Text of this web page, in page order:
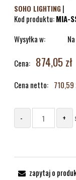
SOHO LIGHTING |
Kod produktu:MIA-
Wysyłka w:
Cena: 874,05 zł
Cena netto: 710,59
- +
zapytaj o